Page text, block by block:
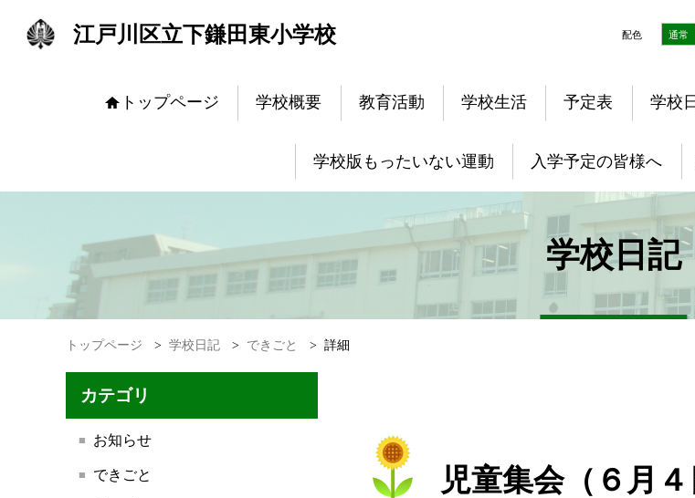
江戸川区立下鎌田東小学校 配色 通常
トップページ 学校概要 教育活動 学校生活 予定表 学校
学校版もったいない運動 入学予定の皆様へ
学校日記
トップページ > 学校日記 > できごと > 詳細
児童集会（６月４
カテゴリ
お知らせ
できごと